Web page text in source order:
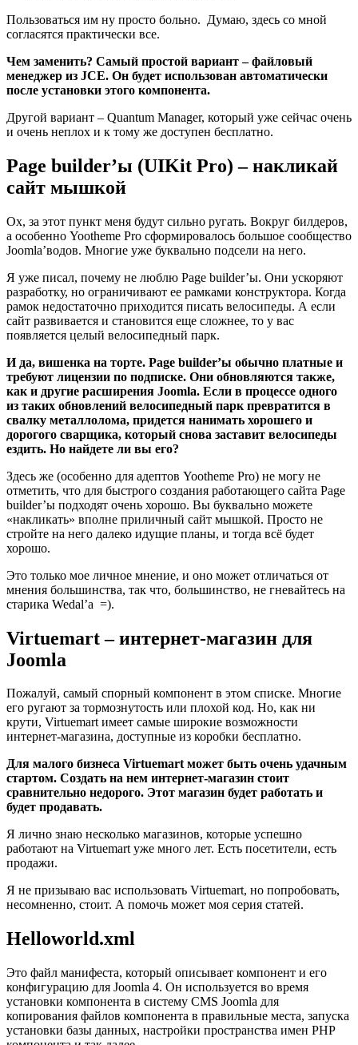
Пользоваться им ну просто больно. Думаю, здесь со мной
согласятся практически все.
Чем заменить? Самый простой вариант – файловый
менеджер из JCE. Он будет использован автоматически
после установки этого компонента.
Другой вариант – Quantum Manager, который уже сейчас очень
и очень неплох и к тому же доступен бесплатно.
Page builder’ы (UIKit Pro) – накликай
сайт мышкой
Ох, за этот пункт меня будут сильно ругать. Вокруг билдеров,
а особенно Yootheme Pro сформировалось большое сообщество
Joomla’водов. Многие уже буквально подсели на него.
Я уже писал, почему не люблю Page builder’ы. Они ускоряют
разработку, но ограничивают ее рамками конструктора. Когда
рамок недостаточно приходится писать велосипеды. А если
сайт развивается и становится еще сложнее, то у вас
появляется целый велосипедный парк.
И да, вишенка на торте. Page builder’ы обычно платные и
требуют лицензии по подписке. Они обновляются также,
как и другие расширения Joomla. Если в процессе одного
из таких обновлений велосипедный парк превратится в
свалку металлолома, придется нанимать хорошего и
дорогого сварщика, который снова заставит велосипеды
ездить. Но найдете ли вы его?
Здесь же (особенно для адептов Yootheme Pro) не могу не
отметить, что для быстрого создания работающего сайта Page
builder’ы подходят очень хорошо. Вы буквально можете
«накликать» вполне приличный сайт мышкой. Просто не
стройте на него далеко идущие планы, и тогда всё будет
хорошо.
Это только мое личное мнение, и оно может отличаться от
мнения большинства, так что, большинство, не гневайтесь на
старика Wedal’а =).
Virtuemart – интернет-магазин для
Joomla
Пожалуй, самый спорный компонент в этом списке. Многие
его ругают за тормознутость или плохой код. Но, как ни
крути, Virtuemart имеет самые широкие возможности
интернет-магазина, доступные из коробки бесплатно.
Для малого бизнеса Virtuemart может быть очень удачным
стартом. Создать на нем интернет-магазин стоит
сравнительно недорого. Этот магазин будет работать и
будет продавать.
Я лично знаю несколько магазинов, которые успешно
работают на Virtuemart уже много лет. Есть посетители, есть
продажи.
Я не призываю вас использовать Virtuemart, но попробовать,
несомненно, стоит. А помочь может моя серия статей.
Helloworld.xml
Это файл манифеста, который описывает компонент и его
конфигурацию для Joomla 4. Он используется во время
установки компонента в систему CMS Joomla для
копирования файлов компонента в правильные места, запуска
установки базы данных, настройки пространства имен PHP